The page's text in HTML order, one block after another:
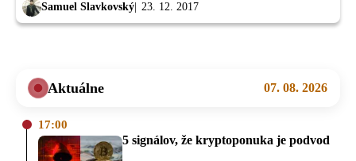
Samuel Slavkovský 23. 12. 2017
Aktuálne 07. 08. 2026
17:00
5 signálov, že kryptoponuka je podvod